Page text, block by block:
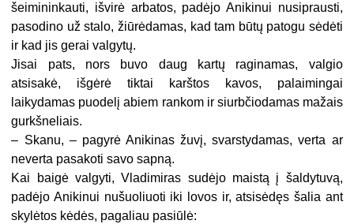
šeimininkauti, išvirė arbatos, padėjo Anikinui nusiprausti,
pasodino už stalo, žiūrėdamas, kad tam būtų patogu sėdėti
ir kad jis gerai valgytų.
Jisai pats, nors buvo daug kartų raginamas, valgio
atsisakė, išgėrė tiktai karštos kavos, palaimingai
laikydamas puodelį abiem rankom ir siurbčiodamas mažais
gurkšneliais.
– Skanu, – pagyrė Anikinas žuvį, svarstydamas, verta ar
neverta pasakoti savo sapną.
Kai baigė valgyti, Vladimiras sudėjo maistą į šaldytuvą,
padėjo Anikinui nušuoliuoti iki lovos ir, atsisėdęs šalia ant
skylėtos kėdės, pagaliau pasiūlė: